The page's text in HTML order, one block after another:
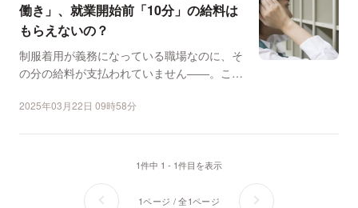
働き」、就業開始前「10分」の給料は
もらえないの？
制服着用が義務になっている職場なのに、そ
の分の給料が支払われていません――。この
2025年03月22日 09時58分
1件中 1 - 1件目を表示
1ページ / 全1ページ